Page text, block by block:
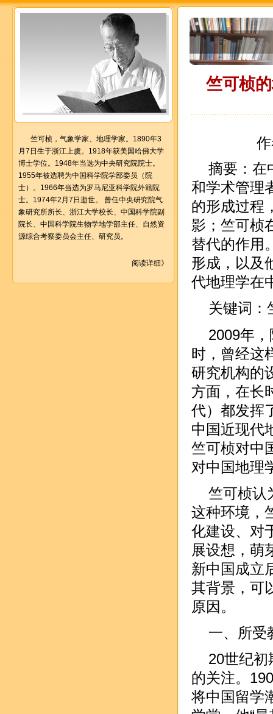
竺可桢，气象学家、地理学家。1890年3
月7日生于浙江上虞。1918年获美国哈佛大学
博士学位。1948年当选为中央研究院院士。
1955年被选聘为中国科学院学部委员（院
士）。1966年当选为罗马尼亚科学院外籍院
士。1974年2月7日逝世。 曾任中央研究院气
象研究所所长、浙江大学校长、中国科学院副
院长、中国科学院生物学地学部主任、自然资
源综合考察委员会主任、研究员。
阅读详细》
竺可桢
摘要：在
和学术管理
的形成过程
影；竺可桢
替代的作用
形成，以及
代地理学在
关键词：
2009年
时，曾经这
研究机构的
方面，在长
代）都发挥
中国近现代
竺可桢对中
对中国地理
竺可桢认
这种环境，
化建设、对
展设想，萌
新中国成立
其背景，可
原因。
一、所受
20世纪
的关注。
将中国留学